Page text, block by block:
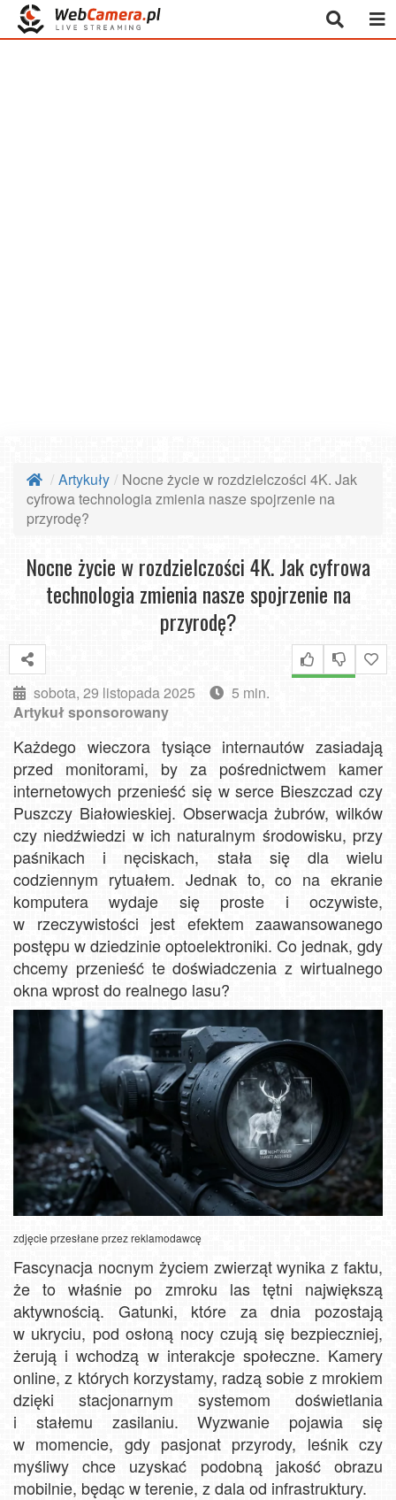
Artykuły
Nocne życie w rozdzielczości 4K. Jak
cyfrowa technologia zmienia nasze spojrzenie na
przyrodę?
Nocne życie w rozdzielczości 4K. Jak cyfrowa
technologia zmienia nasze spojrzenie na
przyrodę?
sobota, 29 listopada 2025
5 min.
Artykuł sponsorowany
Każdego wieczora tysiące internautów zasiadają
przed monitorami, by za pośrednictwem kamer
internetowych przenieść się w serce Bieszczad czy
Puszczy Białowieskiej. Obserwacja żubrów, wilków
czy niedźwiedzi w ich naturalnym środowisku, przy
paśnikach i nęciskach, stała się dla wielu
codziennym rytuałem. Jednak to, co na ekranie
komputera wydaje się proste i oczywiste,
w rzeczywistości jest efektem zaawansowanego
postępu w dziedzinie optoelektroniki. Co jednak, gdy
chcemy przenieść te doświadczenia z wirtualnego
okna wprost do realnego lasu?
zdjęcie przesłane przez reklamodawcę
Fascynacja nocnym życiem zwierząt wynika z faktu,
że to właśnie po zmroku las tętni największą
aktywnością. Gatunki, które za dnia pozostają
w ukryciu, pod osłoną nocy czują się bezpieczniej,
żerują i wchodzą w interakcje społeczne. Kamery
online, z których korzystamy, radzą sobie z mrokiem
dzięki stacjonarnym systemom doświetlania
i stałemu zasilaniu. Wyzwanie pojawia się
w momencie, gdy pasjonat przyrody, leśnik czy
myśliwy chce uzyskać podobną jakość obrazu
mobilnie, będąc w terenie, z dala od infrastruktury.